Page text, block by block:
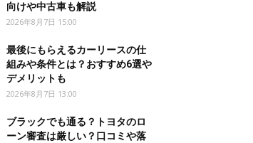
向けや中古車も解説
2026年8月7日 15:00
最後にもらえるカーリースの仕
組みや条件とは？おすすめ6選や
デメリットも
2026年8月7日 13:00
ブラックでも通る？トヨタのロ
ーン審査は厳しい？口コミや落